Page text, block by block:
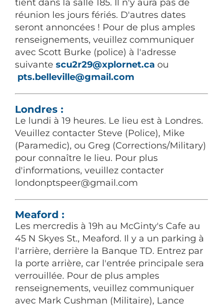
tient dans la salle 185. Il n'y aura pas de
réunion les jours fériés. D'autres dates
seront annoncées ! Pour de plus amples
renseignements, veuillez communiquer
avec Scott Burke (police) à l'adresse
suivante scu2r29@xplornet.ca ou
pts.belleville@gmail.com
Londres :
Le lundi à 19 heures. Le lieu est à Londres.
Veuillez contacter Steve (Police), Mike
(Paramedic), ou Greg (Corrections/Military)
pour connaître le lieu. Pour plus
d'informations, veuillez contacter
londonptspeer@gmail.com
Meaford :
Les mercredis à 19h au McGinty's Cafe au
45 N Skyes St., Meaford. Il y a un parking à
l'arrière, derrière la Banque TD. Entrez par
la porte arrière, car l'entrée principale sera
verrouillée. Pour de plus amples
renseignements, veuillez communiquer
avec Mark Cushman (Militaire), Lance